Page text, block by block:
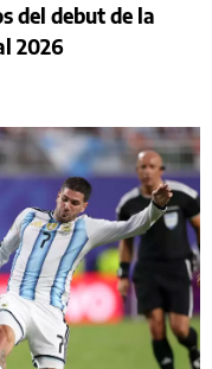
del debut de la
2026